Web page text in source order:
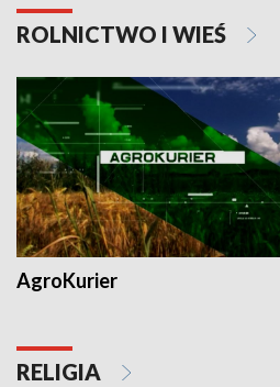
ROLNICTWO I WIEŚ
AgroKurier
RELIGIA